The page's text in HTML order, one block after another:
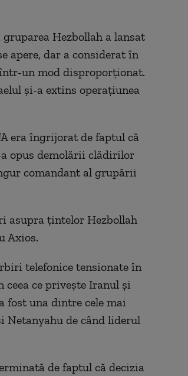
Hezbollah a lansat
apere, dar a considerat în
un mod disproporționat.
și-a extins operațiunea
era îngrijorat de faptul că
opus demolării clădirilor
comandant al grupării
asupra țintelor Hezbollah
Axios.
telefonice tensionate în
ce privește Iranul și
fost una dintre cele mai
Netanyahu de când liderul
de faptul că decizia